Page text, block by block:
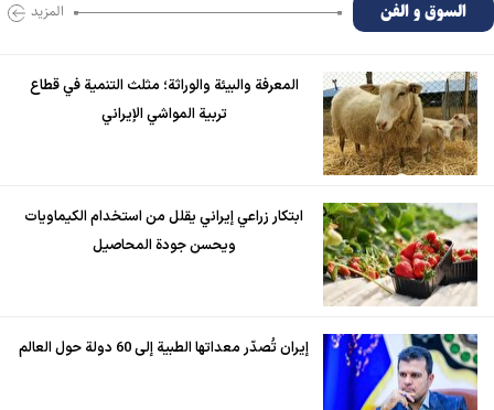
السوق و الفن المزید
المعرفة والبيئة والوراثة؛ مثلث التنمية في قطاع
تربية المواشي الإيراني
ابتكار زراعي إيراني يقلل من استخدام الكيماويات
ويحسن جودة المحاصيل
إيران تُصدّر معداتها الطبية إلى 60 دولة حول العالم